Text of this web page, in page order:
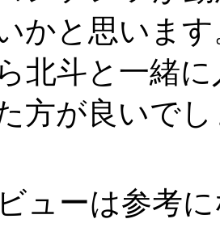
かと思います
北斗と一緒
方が良いで
ューは参考